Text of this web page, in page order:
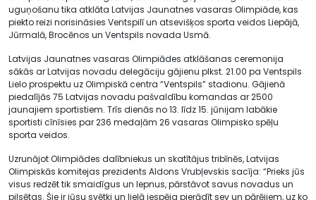
uguņošanu tika atklāta Latvijas Jaunatnes vasaras Olimpiāde, kas
piekto reizi norisināsies Ventspilī un atsevišķos sporta veidos Liepājā,
Jūrmalā, Brocēnos un Ventspils novada Usmā.
Latvijas Jaunatnes vasaras Olimpiādes atklāšanas ceremonija
sākās ar Latvijas novadu delegāciju gājienu plkst. 21.00 pa Ventspils
Lielo prospektu uz Olimpiskā centra “Ventspils” stadionu. Gājienā
piedalījās 75 Latvijas novadu pašvaldību komandas ar 2500
jaunajiem sportistiem. Trīs dienās no 13. līdz 15. jūnijam labākie
sportisti cīnīsies par 236 medaļām 26 vasaras Olimpisko spēļu
sporta veidos.
Uzrunājot Olimpiādes dalībniekus un skatītājus tribīnēs, Latvijas
Olimpiskās komitejas prezidents Aldons Vrubļevskis sacīja: “Prieks jūs
visus redzēt tik smaidīgus un lepnus, pārstāvot savus novadus un
pilsētas. Šie ir jūsu svētki un lielā iespēja pierādīt sev un pārējiem, uz ko